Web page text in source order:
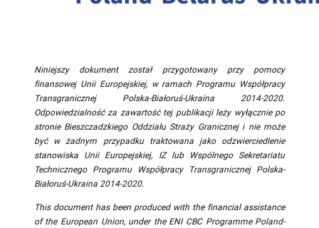
Niniejszy dokument został przygotowany przy pomocy
finansowej Unii Europejskiej, w ramach Programu Współpracy
Transgranicznej Polska-Białoruś-Ukraina 2014-2020.
Odpowiedzialność za zawartość tej publikacji leży wyłącznie po
stronie Bieszczadzkiego Oddziału Straży Granicznej i nie może
być w żadnym przypadku traktowana jako odzwierciedlenie
stanowiska Unii Europejskiej, IZ lub Wspólnego Sekretariatu
Technicznego Programu Współpracy Transgranicznej Polska-
Białoruś-Ukraina 2014-2020.
This document has been produced with the financial assistance
of the European Union, under the ENI CBC Programme Poland-